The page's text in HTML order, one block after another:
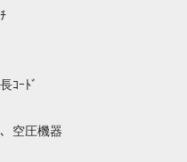
ｺｰﾄﾞ
、空圧機器